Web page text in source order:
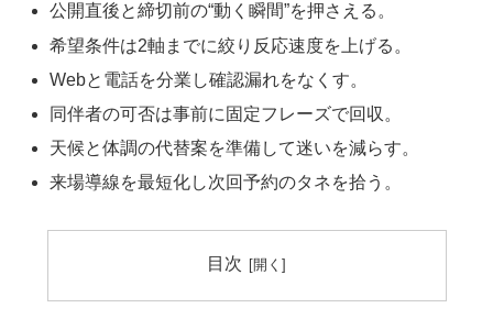
公開直後と締切前の“動く瞬間”を押さえる。
希望条件は2軸までに絞り反応速度を上げる。
Webと電話を分業し確認漏れをなくす。
同伴者の可否は事前に固定フレーズで回収。
天候と体調の代替案を準備して迷いを減らす。
来場導線を最短化し次回予約のタネを拾う。
目次